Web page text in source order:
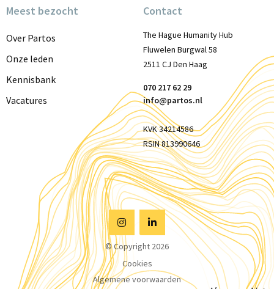
Meest bezocht
Over Partos
Onze leden
Kennisbank
Vacatures
Contact
The Hague Humanity Hub
Fluwelen Burgwal 58
2511 CJ Den Haag
070 217 62 29
info@partos.nl
KVK 34214586
RSIN 813990646
Visit
Instagram
Visit
Linkedin
© Copyright 2026
Cookies
Algemene voorwaarden